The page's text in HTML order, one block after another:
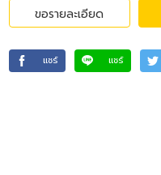
ขอรายละเอียด
แชร์ แชร์